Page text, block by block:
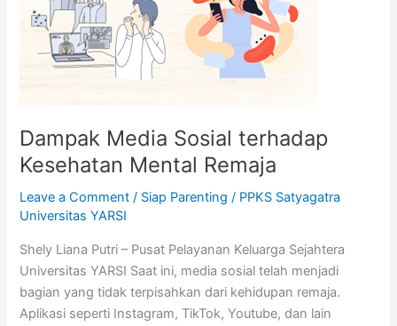
Dampak Media Sosial terhadap
Kesehatan Mental Remaja
Leave a Comment / Siap Parenting / PPKS Satyagatra
Universitas YARSI
Shely Liana Putri – Pusat Pelayanan Keluarga Sejahtera
Universitas YARSI Saat ini, media sosial telah menjadi
bagian yang tidak terpisahkan dari kehidupan remaja.
Aplikasi seperti Instagram, TikTok, Youtube, dan lain
terhadap
Kesehatan
Mental
Remaja